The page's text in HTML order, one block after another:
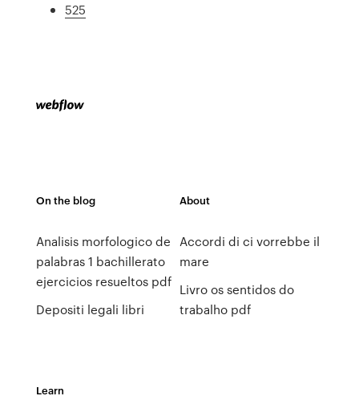
525
On the blog
Analisis morfologico de
palabras 1 bachillerato
ejercicios resueltos pdf
Depositi legali libri
About
Accordi di ci vorrebbe il
mare
Livro os sentidos do
trabalho pdf
Learn